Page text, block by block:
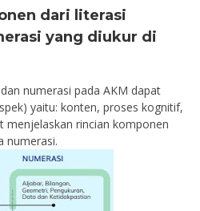
dari literasi
yang diukur di
numerasi pada AKM dapat
yaitu: konten, proses kognitif,
menjelaskan rincian komponen
numerasi.